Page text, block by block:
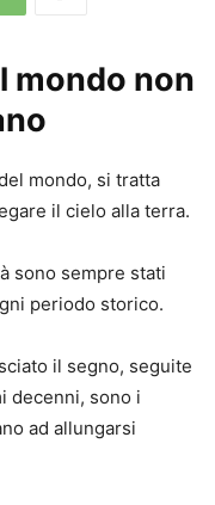
mondo non
mondo, si tratta
il cielo alla terra.
sono sempre stati
periodo storico.
il segno, seguite
decenni, sono i
ad allungarsi